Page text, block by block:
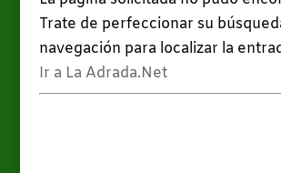
Trate de perfeccionar su
navegación para localizar la
Ir a La Adrada.Net